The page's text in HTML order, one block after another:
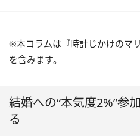
※本コラムは『時計じかけのマ
を含みます。
結婚への“本気度2%”参
る